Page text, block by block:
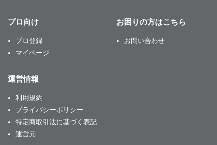
プロ向け
プロ登録
マイページ
お困りの方はこちら
お問い合わせ
運営情報
利用規約
プライバシーポリシー
特定商取引法に基づく表記
運営元